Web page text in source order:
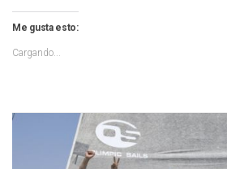
Me gusta esto:
Cargando...